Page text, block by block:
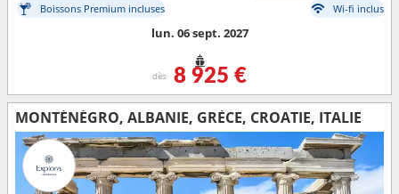
Boissons Premium incluses
Wi-fi inclus
lun. 06 sept. 2027
dès 8 925 €
MONTÉNÉGRO, ALBANIE, GRÈCE, CROATIE, ITALIE